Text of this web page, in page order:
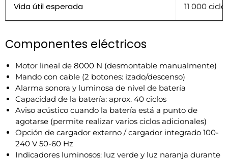
Vida útil esperada 11 000
Componentes eléctricos
Motor lineal de 8000 N (desmontable manualmente)
Mando con cable (2 botones: izado/descenso)
Alarma sonora y luminosa de nivel de batería
Capacidad de la batería: aprox. 40 ciclos
Aviso acústico cuando la batería está a punto de
agotarse (permite realizar varios ciclos adicionales)
Opción de cargador externo / cargador integrado 100-
240 V 50-60 Hz
Indicadores luminosos: luz verde y luz naranja durante